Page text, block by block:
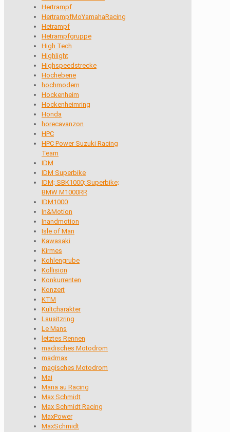
Hertrampf
HertrampfMoYamahaRacing
Hetrampf
Hetrampfgruppe
High Tech
Highlight
Highspeedstrecke
Hochebene
hochmodern
Hockenheim
Hockenheimring
Honda
horecavanzon
HPC
HPC Power Suzuki Racing
Team
IDM
IDM Superbike
IDM; SBK1000; Superbike;
BMW M1000RR
IDM1000
In&Motion
Inandmotion
Isle of Man
Kawasaki
Kirmes
Kohlengrube
Kollision
Konkurrenten
Konzert
KTM
Kultcharakter
Lausitzring
Le Mans
letztes Rennen
madisches Motodrom
madmax
magisches Motodrom
Mai
Mana au Racing
Max Schmidt
Max Schmidt Racing
MaxPower
MaxSchmidt